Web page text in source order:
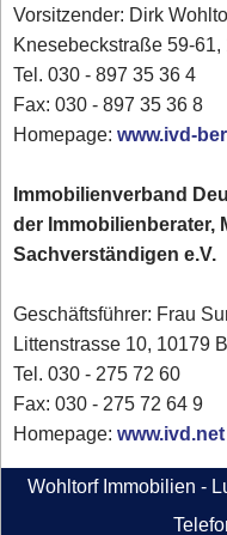
Vorsitzender: Dirk
Knesebeckstraße 59-
Tel. 030 - 897 35 36 4
Fax: 030 - 897 35 36 8
Homepage:www.ivd-
Immobilienverband
der Immobilienberater,
Sachverständigen e.V.
Geschäftsführer: Frau
Littenstrasse 10, 10179
Tel. 030 - 275 72 60
Fax: 030 - 275 72 64 9
Homepage:www.ivd.net
Wohltorf Immobilien -